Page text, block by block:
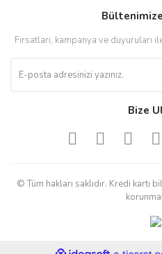
Fırsatları, kampanya ve
Bize
© Tüm hakları saklıdır. Kredi kartı